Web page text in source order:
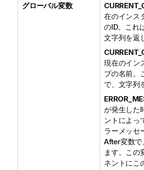
グローバル変数
在のインス
のID。これ
文字列を返
現在のイン
プの名前。
で、文字列
が発生した
ントによっ
ラーメッセ
After変数で
ます。この
ネントにこ